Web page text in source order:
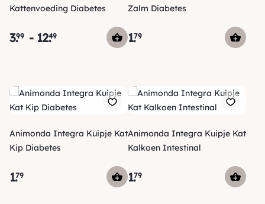
Kattenvoeding Diabetes
3.99 - 12.49
Zalm Diabetes
1.79
Animonda Integra Kuipje Kat
Kip Diabetes
1.79
Animonda Integra Kuipje Kat
Kalkoen Intestinal
1.79